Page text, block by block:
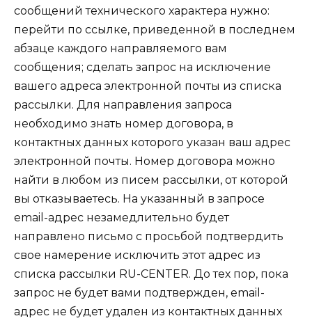
сообщений технического характера нужно:
перейти по ссылке, приведенной в последнем
абзаце каждого направляемого вам
сообщения; сделать запрос на исключение
вашего адреса электронной почты из списка
рассылки. Для направления запроса
необходимо знать номер договора, в
контактных данных которого указан ваш адрес
электронной почты. Номер договора можно
найти в любом из писем рассылки, от которой
вы отказываетесь. На указанный в запросе
email-адрес незамедлительно будет
направлено письмо с просьбой подтвердить
свое намерение исключить этот адрес из
списка рассылки RU-CENTER. До тех пор, пока
запрос не будет вами подтвержден, email-
адрес не будет удален из контактных данных